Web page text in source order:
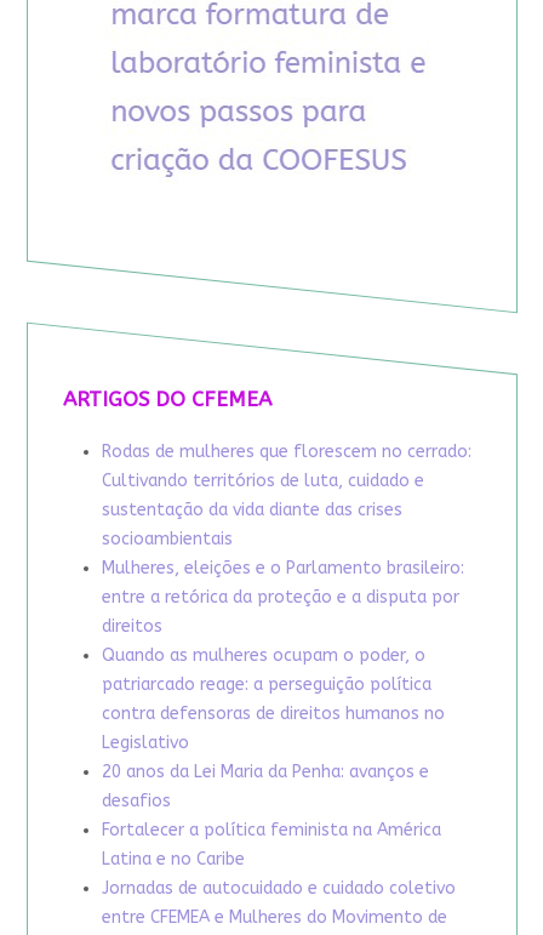
ARTIGOS DO CFEMEA
Rodas de mulheres que florescem no cerrado:
Cultivando territórios de luta, cuidado e
sustentação da vida diante das crises
socioambientais
Mulheres, eleições e o Parlamento brasileiro:
entre a retórica da proteção e a disputa por
direitos
Quando as mulheres ocupam o poder, o
patriarcado reage: a perseguição política
contra defensoras de direitos humanos no
Legislativo
20 anos da Lei Maria da Penha: avanços e
desafios
Fortalecer a política feminista na América
Latina e no Caribe
Jornadas de autocuidado e cuidado coletivo
entre CFEMEA e Mulheres do Movimento de